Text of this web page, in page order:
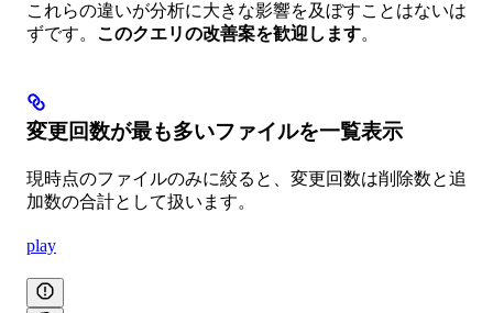
これらの違いが分析に大きな影響を及ぼすことはないは
ずです。 このクエリの改善案を歓迎します。
変更回数が最も多いファイルを一覧表示
現時点のファイルのみに絞ると、変更回数は削除数と追
加数の合計として扱います。
play